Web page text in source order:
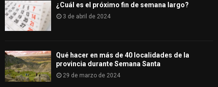
¿Cuál es el próximo fin de semana largo?
3 de abril de 2024
Qué hacer en más de 40 localidades de la
provincia durante Semana Santa
29 de marzo de 2024